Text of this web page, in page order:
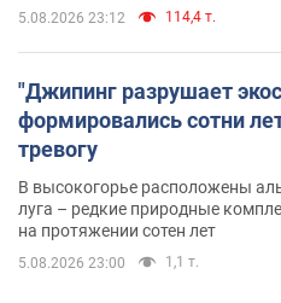
5.08.2026 23:12 114,4 т.
"Джипинг разрушает
формировались сотни
тревогу
В высокогорье расположены
луга – редкие природные
на протяжении сотен лет
5.08.2026 23:00 1,1 т.